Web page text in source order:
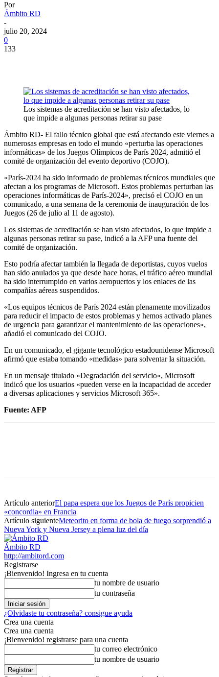
Por
Ámbito RD
-
julio 20, 2024
0
133
Los sistemas de acreditación se han visto afectados, lo
que impide a algunas personas retirar su pase
Ámbito RD- El fallo técnico global que está afectando este viernes a
numerosas empresas en todo el mundo «perturba las operaciones
informáticas» de los Juegos Olímpicos de París 2024, admitió el
comité de organización del evento deportivo (COJO).
«París-2024 ha sido informado de problemas técnicos mundiales que
afectan a los programas de Microsoft. Estos problemas perturban las
operaciones informáticas de París-2024», precisó el COJO en un
comunicado, a una semana de la ceremonia de inauguración de los
Juegos (26 de julio al 11 de agosto).
Los sistemas de acreditación se han visto afectados, lo que impide a
algunas personas retirar su pase, indicó a la AFP una fuente del
comité de organización.
Esto podría afectar también la llegada de deportistas, cuyos vuelos
han sido anulados ya que desde hace horas, el tráfico aéreo mundial
ha sido interrumpido en varios aeropuertos y los enlaces de las
compañías aéreas suspendidos.
«Los equipos técnicos de París 2024 están plenamente movilizados
para reducir el impacto de estos problemas y hemos activado planes
de urgencia para garantizar el mantenimiento de las operaciones»,
añadió el comunicado del COJO.
En un comunicado, el gigante tecnológico estadounidense Microsoft
afirmó que estaba tomando «medidas» para solventar la situación.
En un mensaje titulado «Degradación del servicio», Microsoft
indicó que los usuarios «pueden verse en la incapacidad de acceder
a diversas aplicaciones y servicios Microsoft 365».
Fuente: AFP
Artículo anteriorEl papa espera que los Juegos de París propicien
«concordia» en Francia
Artículo siguienteMeteorito en forma de bola de fuego sorprendió a
Nueva York y Nueva Jersey a plena luz del día
Ámbito RD
http://ambitord.com
Registrarse
¡Bienvenido! Ingresa en tu cuenta
tu nombre de usuario
tu contraseña
¿Olvidaste tu contraseña? consigue ayuda
Crea una cuenta
Crea una cuenta
¡Bienvenido! registrarse para una cuenta
tu correo electrónico
tu nombre de usuario